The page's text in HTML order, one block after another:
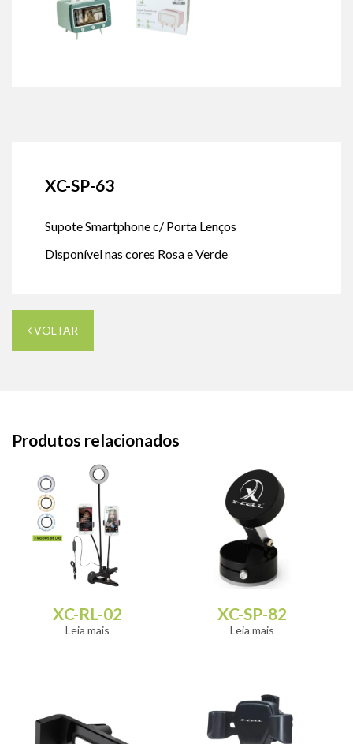
XC-SP-63
Supote Smartphone c/ Porta Lenços
Disponível nas cores Rosa e Verde
VOLTAR
Produtos relacionados
XC-RL-02
Leia mais
XC-SP-82
Leia mais